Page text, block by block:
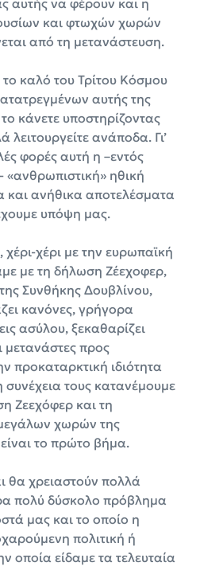
αυτής να φέρουν και η
και φτωχών χωρών
από τη μετανάστευση.
καλό του Τρίτου Κόσμου
αυτής της
κάνετε υποστηρίζοντας
ανάποδα. Γι’
φορές αυτή η –εντός
ηθική
ανήθικα αποτελέσματα
υπόψη μας.
χέρι με την ευρωπαϊκή
με τη δήλωση Ζέεχοφερ,
Συνθήκης Δουβλίνου,
κανόνες, γρήγορα
ασύλου, ξεκαθαρίζει
μετανάστες προς
προκαταρκτική ιδιότητα
τους κατανέμουμε
Ζεεχόφερ και τη
χωρών της
το πρώτο βήμα.
θα χρειαστούν πολλά
πολύ δύσκολο πρόβλημα
μας και το οποίο η
πολιτική ή
οποία είδαμε τα τελευταία